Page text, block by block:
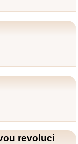
revoluci